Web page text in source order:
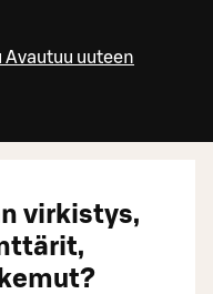
Avautuu uuteen
virkistys,